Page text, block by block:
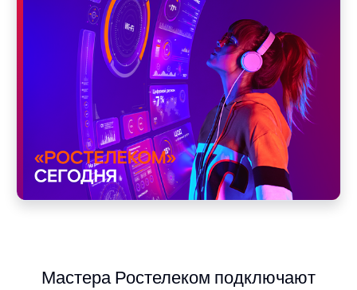
Мастера Ростелеком подключают